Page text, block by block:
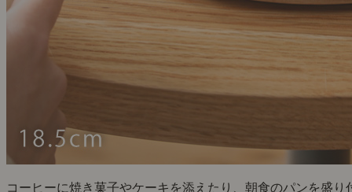
コーヒーに焼き菓子やケーキを添えたり、朝食のパンを盛り